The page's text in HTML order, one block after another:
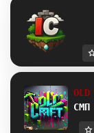
OLD
СМП